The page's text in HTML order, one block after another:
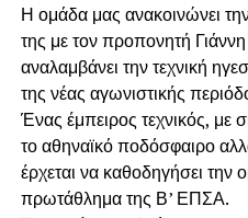
Η ομάδα μας ανακοινώνει
της με τον προπονητή
αναλαμβάνει την τεχνική
της νέας αγωνιστικής
Ένας έμπειρος τεχνικός, με
το αθηναϊκό ποδόσφαιρο
έρχεται να καθοδηγήσει την
πρωτάθλημα της Β’ ΕΠΣΑ.